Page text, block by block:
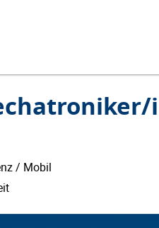
/ Mobil